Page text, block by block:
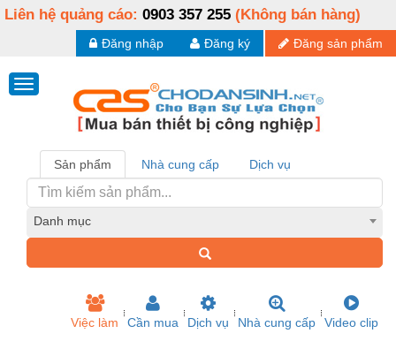
Liên hệ quảng cáo: 0903 357 255 (Không bán hàng)
Đăng sản phẩm
Đăng ký
Đăng nhập
Sản phẩm Nhà cung cấp Dịch vụ
Danh mục
Việc làm Cần mua Dịch vụ Nhà cung cấp Video clip